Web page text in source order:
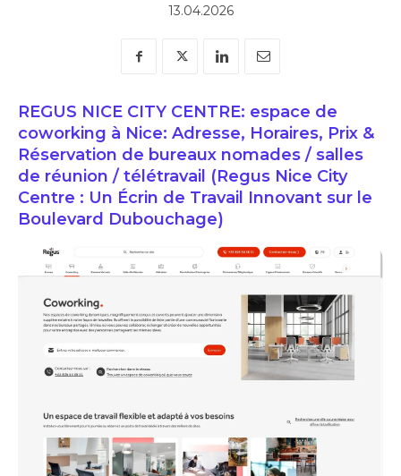
13.04.2026
REGUS NICE CITY CENTRE: espace de
coworking à Nice: Adresse, Horaires, Prix &
Réservation de bureaux nomades / salles
de réunion / télétravail (Regus Nice City
Centre : Un Écrin de Travail Innovant sur le
Boulevard Dubouchage)